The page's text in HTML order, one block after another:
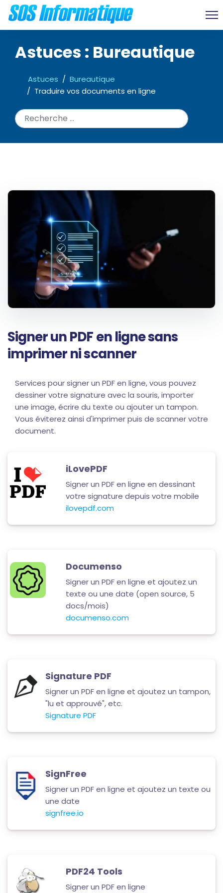
Astuces : Bureautique
Astuces
Bureautique
Traduire vos documents en ligne
Rechercher
Signer un PDF en ligne sans
imprimer ni scanner
Services pour signer un PDF en ligne, vous pouvez
dessiner votre signature avec la souris, importer
une image, écrire du texte ou ajouter un tampon.
Vous éviterez ainsi d'imprimer puis de scanner votre
document.
iLovePDF
Signer un PDF en ligne en dessinant
votre signature depuis votre mobile
ilovepdf.com
Documenso
Signer un PDF en ligne et ajoutez un
texte ou une date (open source, 5
docs/mois)
documenso.com
Signature PDF
Signer un PDF en ligne et ajoutez un tampon,
"lu et approuvé", etc.
Signature PDF
SignFree
Signer un PDF en ligne et ajoutez un texte ou
une date
signfree.io
PDF24 Tools
Signer un PDF en ligne